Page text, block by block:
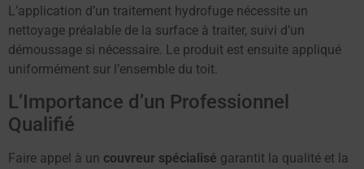
L’application d’un traitement hydrofuge nécessite un
nettoyage préalable de la surface à traiter, suivi d’un
démoussage si nécessaire. Le produit est ensuite appliqué
uniformément sur l’ensemble du toit.
L’Importance d’un Professionnel
Qualifié
Faire appel à un couvreur spécialisé garantit la qualité et la